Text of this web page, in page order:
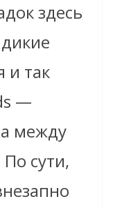
здесь
и так
—
между
сути,